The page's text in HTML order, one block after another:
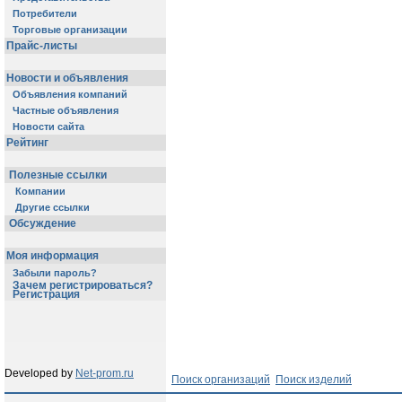
Потребители
Торговые организации
Прайс-листы
Новости и объявления
Объявления компаний
Частные объявления
Новости сайта
Рейтинг
Полезные ссылки
Компании
Другие ссылки
Обсуждение
Моя информация
Забыли пароль?
Зачем регистрироваться?
Регистрация
Developed by Net-prom.ru Поиск организаций Поиск изделий